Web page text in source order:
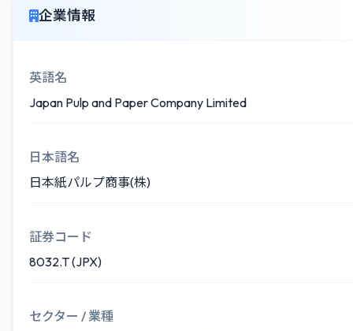
企業情報
英語名
Japan Pulp and Paper Company Limited
日本語名
日本紙パルプ商事(株)
証券コード
8032.T (JPX)
セクター / 業種